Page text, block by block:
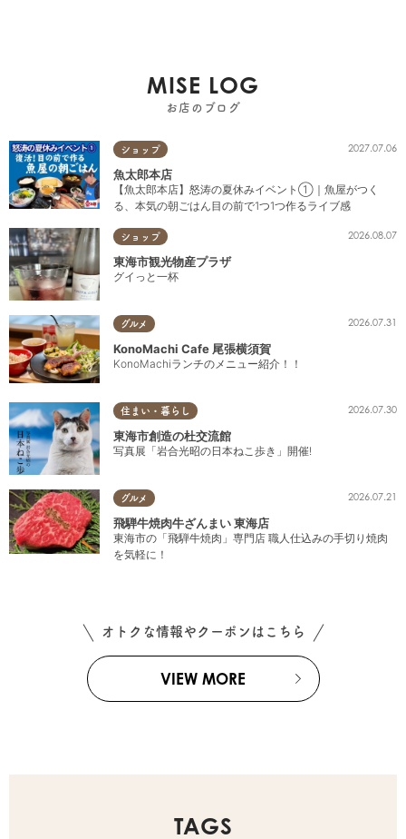
MISE LOG
お店のブログ
ショップ 2027.07.06
魚太郎本店
【魚太郎本店】怒涛の夏休みイベント①｜魚屋がつく
る、本気の朝ごはん目の前で1つ1つ作るライブ感
ショップ 2026.08.07
東海市観光物産プラザ
グイっと一杯
グルメ 2026.07.31
KonoMachi Cafe 尾張横須賀
KonoMachiランチのメニュー紹介！！
住まい・暮らし 2026.07.30
東海市創造の杜交流館
写真展「岩合光昭の日本ねこ歩き」開催!
グルメ 2026.07.21
飛騨牛焼肉牛ざんまい 東海店
東海市の「飛騨牛焼肉」専門店 職人仕込みの手切り焼肉
を気軽に！
オトクな情報やクーポンはこちら
VIEW MORE
TAGS